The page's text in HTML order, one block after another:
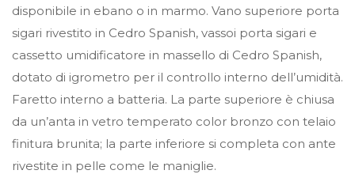
disponibile in ebano o in marmo. Vano superiore porta
sigari rivestito in Cedro Spanish, vassoi porta sigari e
cassetto umidificatore in massello di Cedro Spanish,
dotato di igrometro per il controllo interno dell’umidità.
Faretto interno a batteria. La parte superiore è chiusa
da un’anta in vetro temperato color bronzo con telaio
finitura brunita; la parte inferiore si completa con ante
rivestite in pelle come le maniglie.